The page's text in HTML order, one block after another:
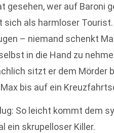
gesehen, wer auf Baroni
als harmloser Tourist.
– niemand schenkt
in die Hand zu
sitzt er dem Mörder
bis auf ein
So leicht kommt dem
ein skrupelloser Killer.